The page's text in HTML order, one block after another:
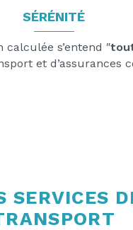
SÉRÉNITÉ
s’entend ″
et d’assurances
SERVICES